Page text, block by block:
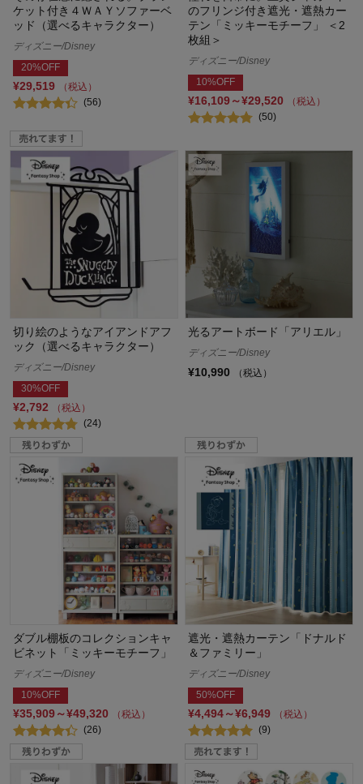
ケット付き４ＷＡＹソファーベ
ッド（選べるキャラクター）
ディズニー/Disney
20%OFF
¥29,519
（税込）
(56)
のフリンジ付き遮光・遮熱カー
テン「ミッキーモチーフ」 ＜2
枚組＞
ディズニー/Disney
10%OFF
¥16,109～¥29,520
（税込）
(50)
切り絵のようなアイアンドアフ
ック（選べるキャラクター）
ディズニー/Disney
30%OFF
¥2,792
（税込）
(24)
光るアートボード「アリエル」
ディズニー/Disney
¥10,990 （税込）
ダブル棚板のコレクションキャ
ビネット「ミッキーモチーフ」
ディズニー/Disney
10%OFF
¥35,909～¥49,320
（税込）
(26)
遮光・遮熱カーテン「ドナルド
＆ファミリー」
ディズニー/Disney
50%OFF
¥4,494～¥6,949
（税込）
(9)